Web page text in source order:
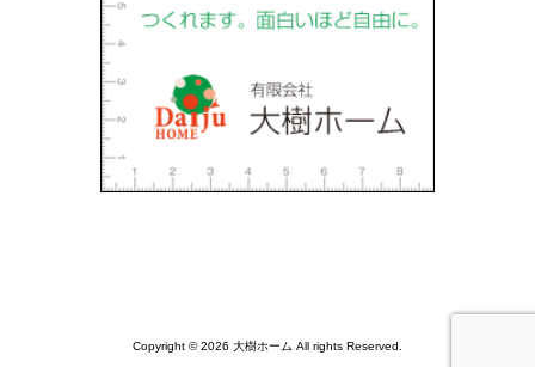
Copyright © 2026 大樹ホーム All rights Reserved.